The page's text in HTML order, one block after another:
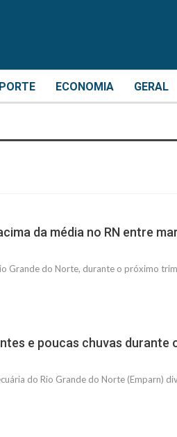
ECONOMIA GERAL
da média no RN entre
Grande do Norte, durante o próximo
e poucas chuvas durante
do Rio Grande do Norte (Emparn)